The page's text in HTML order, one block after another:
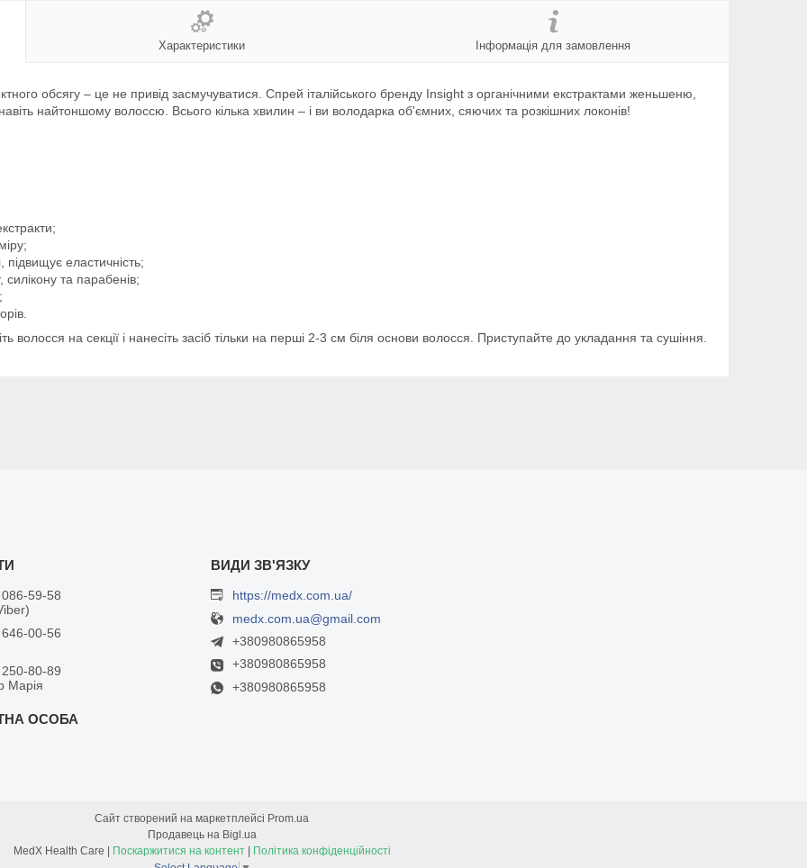
Характеристики Інформація для замовлення
обсягу – це не привід засмучуватися. Спрей італійського бренду Insight з органічними екстрактами женьшеню,
найтоншому волоссю. Всього кілька хвилин – і ви володарка об'ємних, сяючих та розкішних локонів!
еластичність;
силікону та парабенів;
волосся на секції і нанесіть засіб тільки на перші 2-3 см біля основи волосся. Приступайте до укладання та сушіння.
59-58
00-56
80-89
Марія
https://medx.com.ua/
medx.com.ua@gmail.com
+380980865958
+380980865958
+380980865958
Сайт створений на маркетплейсі Prom.ua
Продавець на Bigl.ua
MedX Health Care | Поскаржитися на контент | Політика конфіденційності